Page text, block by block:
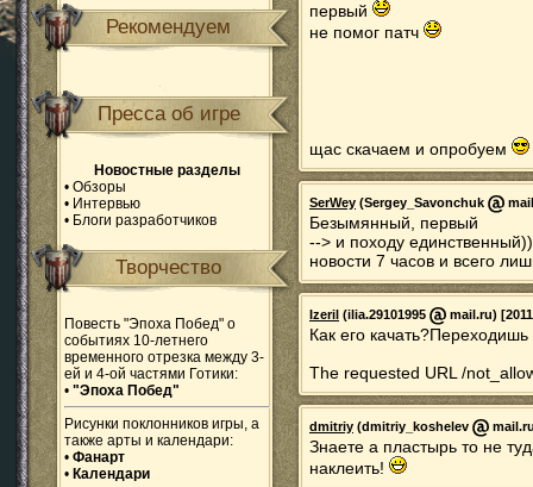
Рекомендуем
Пресса об игре
Новостные разделы
• Обзоры
• Интервью
• Блоги разработчиков
Творчество
Повесть "Эпоха Побед" о
событиях 10-летнего
временного отрезка между 3-
ей и 4-ой частями Готики:
• "Эпоха Побед"
Рисунки поклонников игры, а
также арты и календари:
• Фанарт
• Календари
первый
не помог патч
щас скачаем и опробуем
SerWey (Sergey_Savonchuk
Безымянный, первый
--> и походу единственный))
новости 7 часов и всего
Izeril (ilia.29101995 mail.ru)
Как его
The requested URL /
dmitriy (dmitriy_koshelev
Знаете а пластырь то не
наклеить!